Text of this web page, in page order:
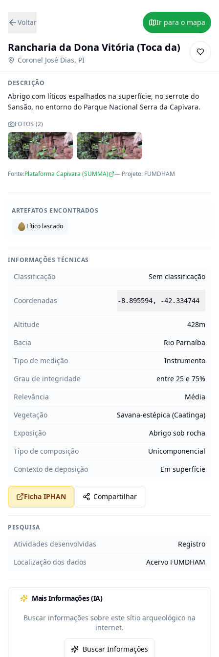
Voltar Ir para o mapa
Rancharia da Dona Vitória (Toca da)
Coronel José Dias, PI
DESCRIÇÃO
Abrigo com líticos espalhados na superfície, no serrote do
Sansão, no entorno do Parque Nacional Serra da Capivara.
FOTOS (2)
Fonte:Plataforma Capivara (SUMMA) — Projeto: FUMDHAM
ARTEFATOS ENCONTRADOS
Lítico lascado
INFORMAÇÕES TÉCNICAS
Classificação Sem classificação
Coordenadas -8.895594, -42.334744
Altitude
428m
Bacia
Rio Parnaíba
Tipo de medição
Instrumento
Grau de integridade
entre 25 e 75%
Relevância
Média
Vegetação
Savana-estépica (Caatinga)
Exposição
Abrigo sob rocha
Tipo de composição
Unicomponencial
Contexto de deposição
Em superfície
Ficha IPHAN Compartilhar
PESQUISA
Atividades desenvolvidas
Registro
Localização dos dados
Acervo FUMDHAM
Mais Informações (IA)
Buscar informações sobre este sítio arqueológico na
internet.
Buscar Informações